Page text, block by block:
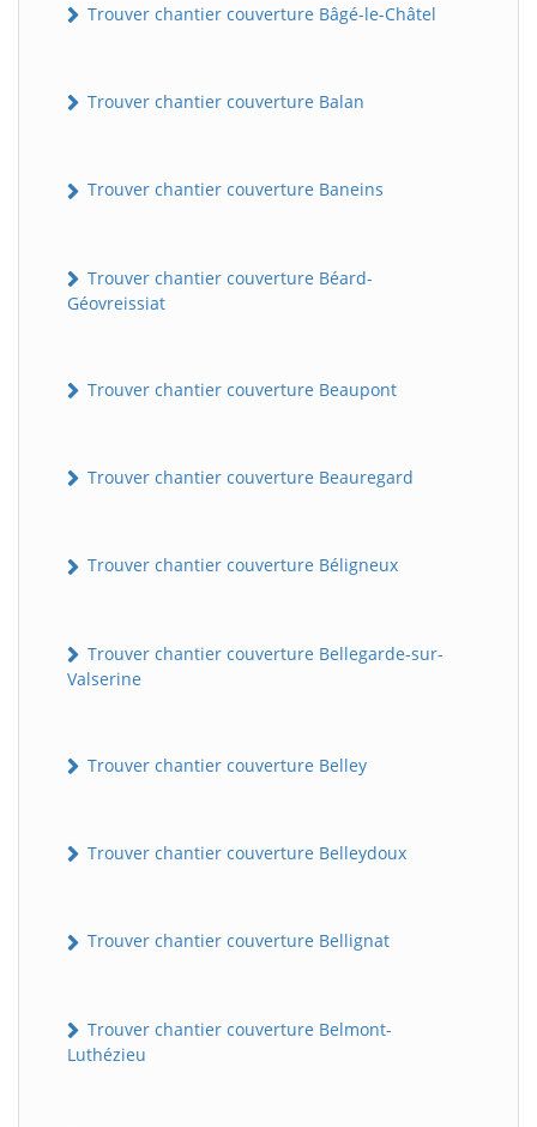
Trouver chantier couverture Bâgé-le-Châtel
Trouver chantier couverture Balan
Trouver chantier couverture Baneins
Trouver chantier couverture Béard-
Géovreissiat
Trouver chantier couverture Beaupont
Trouver chantier couverture Beauregard
Trouver chantier couverture Béligneux
Trouver chantier couverture Bellegarde-sur-
Valserine
Trouver chantier couverture Belley
Trouver chantier couverture Belleydoux
Trouver chantier couverture Bellignat
Trouver chantier couverture Belmont-
Luthézieu